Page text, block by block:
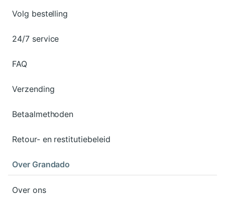
Volg bestelling
24/7 service
FAQ
Verzending
Betaalmethoden
Retour- en restitutiebeleid
Over Grandado
Over ons